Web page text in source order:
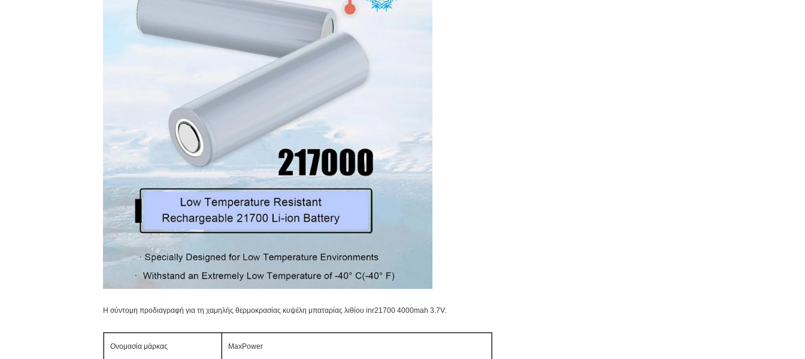
Η σύντομη προδιαγραφή για τη χαμηλής θερμοκρασίας κυψέλη μπαταρίας λιθίου inr21700 4000mah 3.7V:
Ονομασία μάρκας MaxPower